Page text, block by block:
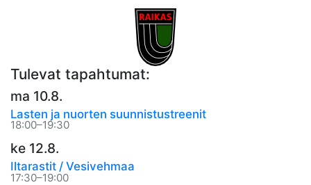
Tulevat tapahtumat:
ma 10.8.
Lasten ja nuorten suunnistustreenit
18:00–19:30
ke 12.8.
Iltarastit / Vesivehmaa
17:30–19:00